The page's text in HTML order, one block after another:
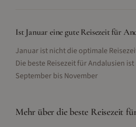
Ist Januar eine gute Reisezeit für
Januar ist nicht die optimale
Die beste Reisezeit für Andalusien
September bis November
Mehr über die beste Reisezeit